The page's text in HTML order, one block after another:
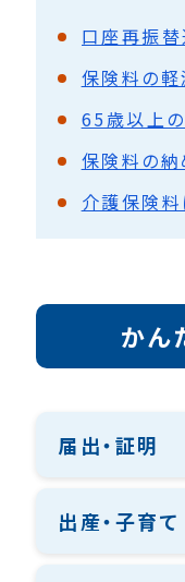
保険料の軽
65歳以上
保険料の納
介護保険料
かん
届出・証明
出産・子育て